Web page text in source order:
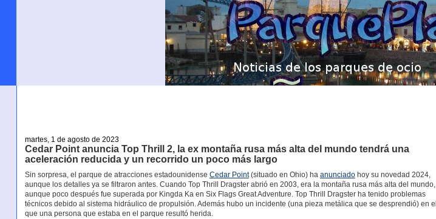
martes, 1 de agosto de 2023
Cedar Point anuncia Top Thrill 2, la ex montaña rusa más alta del mundo tendrá una
aceleración reducida y un recorrido un poco más largo
Sin sorpresa, el parque de atracciones estadounidense Cedar Point(situado en Ohio) ha anunciadohoy su novedad 2024,
aunque los detalles ya se filtraron antes. Cuando Top Thrill Dragster abrió en 2003, era la montaña rusa más alta del mundo,
aunque poco después fue superada por Kingda Ka en Six Flags Great Adventure. Top Thrill Dragster ha tenido problemas
técnicos debido al sistema hidráulico de propulsión. Además hubo un incidente (una pieza metálica que se desprendió) en el
que una persona que estaba en el parque resultó herida.